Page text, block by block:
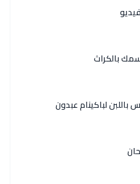
بالكراث
باللبن لباكينام عبدون